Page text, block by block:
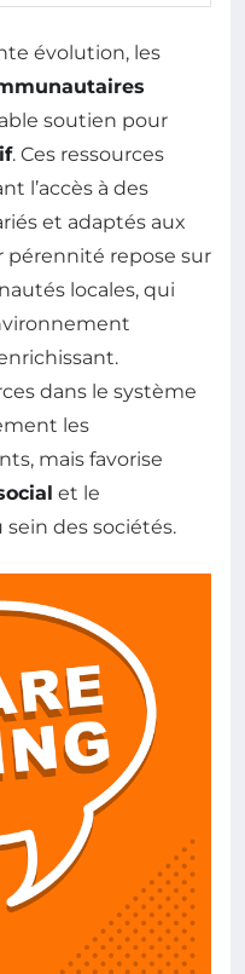
évolution, les
soutien pour
. Ces ressources
l’accès à des
et adaptés aux
pérennité repose sur
locales, qui
dans le système
les
mais favorise
et le
des sociétés.